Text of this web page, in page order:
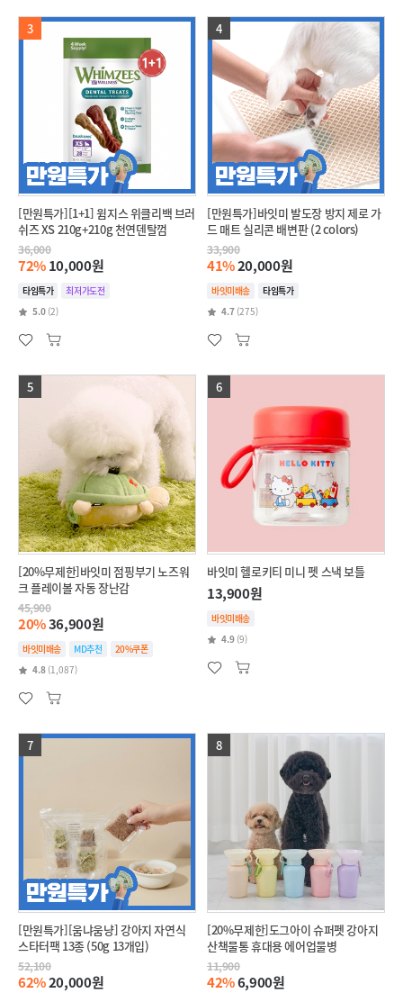
3
[만원특가][1+1] 윔지스 위클리백 브러
쉬즈 XS 210g+210g 천연덴탈껌
36,000
72%10,000원
타임특가
최저가도전
5.0 (2)
4
[만원특가]바잇미 발도장 방지 제로 가
드 매트 실리콘 배변판 (2 colors)
33,900
41%20,000원
바잇미배송
타임특가
4.7 (275)
5
[20%무제한]바잇미 점핑부기 노즈워
크 플레이볼 자동 장난감
45,900
20%36,900원
바잇미배송 MD추천
20%쿠폰
4.8 (1,087)
6
바잇미 헬로키티 미니 펫 스낵 보틀
13,900원
바잇미배송
4.9 (9)
7
[만원특가][움냐움냥] 강아지 자연식
스타터팩 13종 (50g 13개입)
52,100
62%20,000원
8
[20%무제한]도그아이 슈퍼펫 강아지
산책물통 휴대용 에어업물병
11,900
42%6,900원